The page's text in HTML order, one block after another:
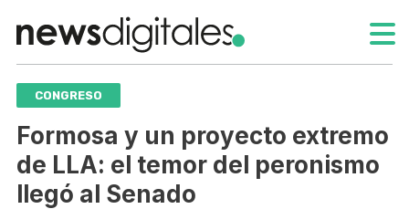
CONGRESO
Formosa y un proyecto extremo
de LLA: el temor del peronismo
llegó al Senado